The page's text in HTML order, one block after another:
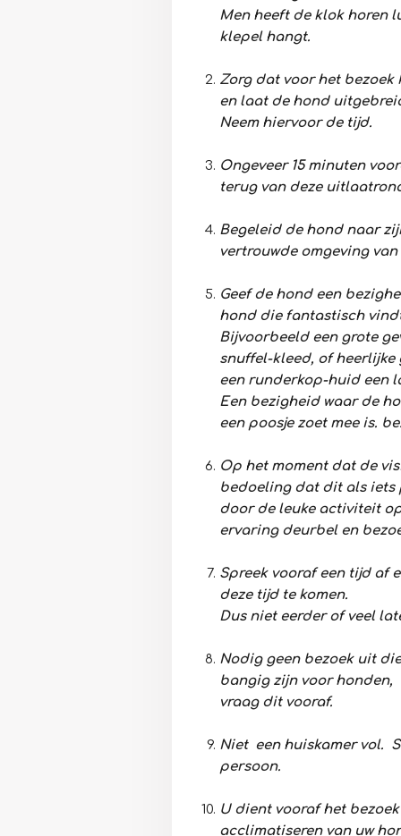
Men heeft de klok horen
klepel hangt.
Zorg dat voor het
en laat de hond
Neem hiervoor de tijd.
Ongeveer 15 minuten
terug van deze
Begeleid de hond naar
vertrouwde omgeving van
Geef de hond een
hond die fantastisch
Bijvoorbeeld een grote
snuffel-kleed, of heerlijke
een runderkop-huid een
Een bezigheid waar de
een poosje zoet mee is.
Op het moment dat de
bedoeling dat dit als iets
door de leuke activiteit
ervaring deurbel en
Spreek vooraf een tijd af
deze tijd te komen.
Dus niet eerder of veel
Nodig geen bezoek uit
bangig zijn voor honden,
vraag dit vooraf.
Niet een huiskamer vol.
persoon.
U dient vooraf het
acclimatiseren van uw